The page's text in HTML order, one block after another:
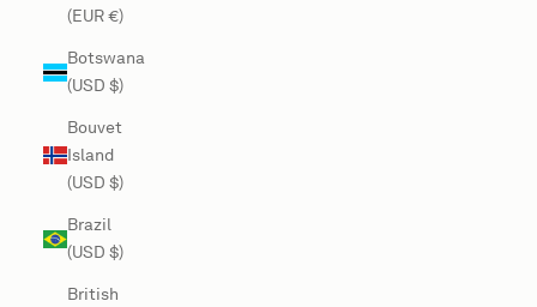
(EUR €)
Botswana
(USD $)
Bouvet
Island
(USD $)
Brazil
(USD $)
British